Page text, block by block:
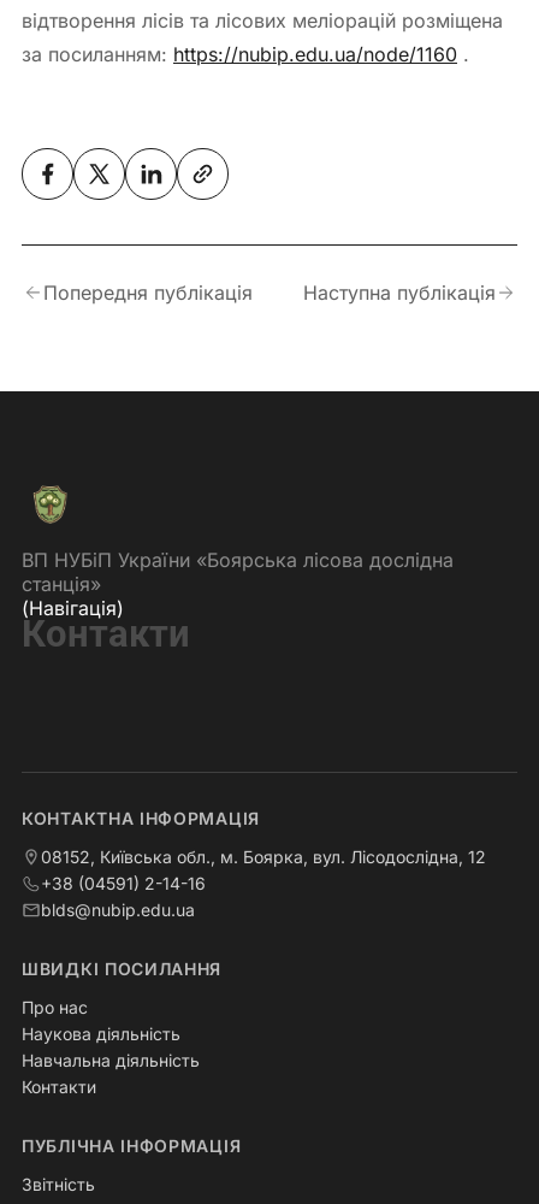
відтворення лісів та лісових меліорацій розміщена
за посиланням: https://nubip.edu.ua/node/1160 .
Попередня публікація Наступна публікація
ВП НУБіП України «Боярська лісова дослідна
станція»
(Навігація)
Контакти
КОНТАКТНА ІНФОРМАЦІЯ
08152, Київська обл., м. Боярка, вул. Лісодослідна, 12
+38 (04591) 2-14-16
blds@nubip.edu.ua
ШВИДКІ ПОСИЛАННЯ
Про нас
Наукова діяльність
Навчальна діяльність
Контакти
ПУБЛІЧНА ІНФОРМАЦІЯ
Звітність